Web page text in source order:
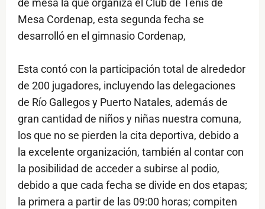
de mesa la que organiza el Club de Tenis de
Mesa Cordenap, esta segunda fecha se
desarrolló en el gimnasio Cordenap,
Esta contó con la participación total de alrededor
de 200 jugadores, incluyendo las delegaciones
de Río Gallegos y Puerto Natales, además de
gran cantidad de niños y niñas nuestra comuna,
los que no se pierden la cita deportiva, debido a
la excelente organización, también al contar con
la posibilidad de acceder a subirse al podio,
debido a que cada fecha se divide en dos etapas;
la primera a partir de las 09:00 horas; compiten